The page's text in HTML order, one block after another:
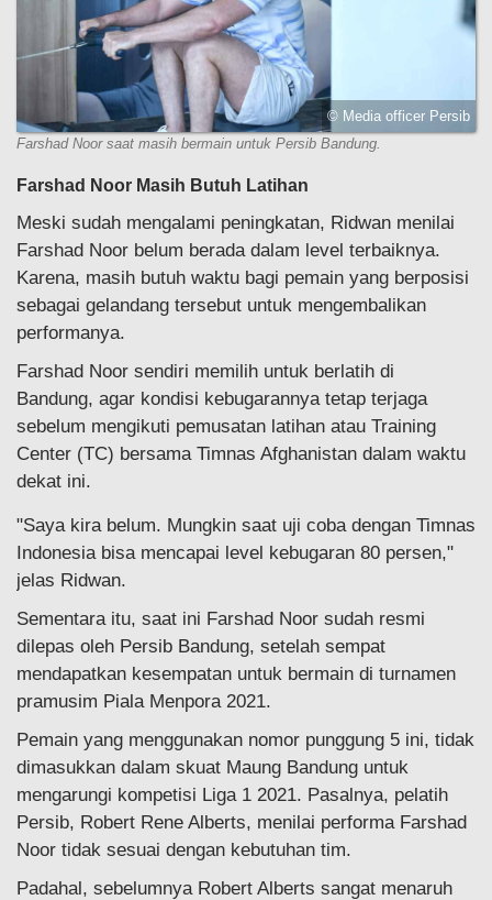
© Media officer Persib
Farshad Noor saat masih bermain untuk Persib Bandung.
Farshad Noor Masih Butuh Latihan
Meski sudah mengalami peningkatan, Ridwan menilai
Farshad Noor belum berada dalam level terbaiknya.
Karena, masih butuh waktu bagi pemain yang berposisi
sebagai gelandang tersebut untuk mengembalikan
performanya.
Farshad Noor sendiri memilih untuk berlatih di
Bandung, agar kondisi kebugarannya tetap terjaga
sebelum mengikuti pemusatan latihan atau Training
Center (TC) bersama Timnas Afghanistan dalam waktu
dekat ini.
"Saya kira belum. Mungkin saat uji coba dengan Timnas
Indonesia bisa mencapai level kebugaran 80 persen,"
jelas Ridwan.
Sementara itu, saat ini Farshad Noor sudah resmi
dilepas oleh Persib Bandung, setelah sempat
mendapatkan kesempatan untuk bermain di turnamen
pramusim Piala Menpora 2021.
Pemain yang menggunakan nomor punggung 5 ini, tidak
dimasukkan dalam skuat Maung Bandung untuk
mengarungi kompetisi Liga 1 2021. Pasalnya, pelatih
Persib, Robert Rene Alberts, menilai performa Farshad
Noor tidak sesuai dengan kebutuhan tim.
Padahal, sebelumnya Robert Alberts sangat menaruh